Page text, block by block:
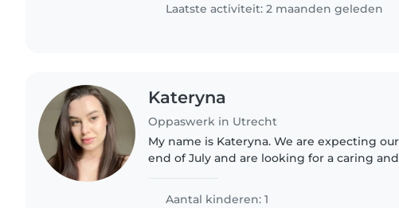
Laatste activiteit: 2 maanden geleden
Kateryna
Oppaswerk in Utrecht
My name is Kateryna. We are expecting
end of July and are looking for a caring
would love to find..
Aantal kinderen: 1